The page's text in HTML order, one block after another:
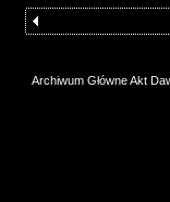
Archiwum Główne Akt